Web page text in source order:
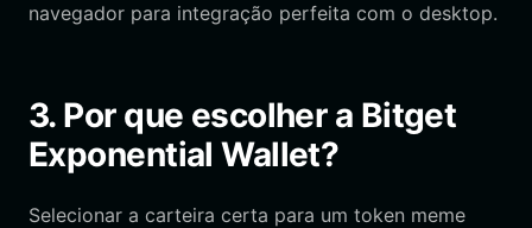
navegador para integração perfeita com o desktop.
3. Por que escolher a Bitget
Exponential Wallet?
Selecionar a carteira certa para um token meme